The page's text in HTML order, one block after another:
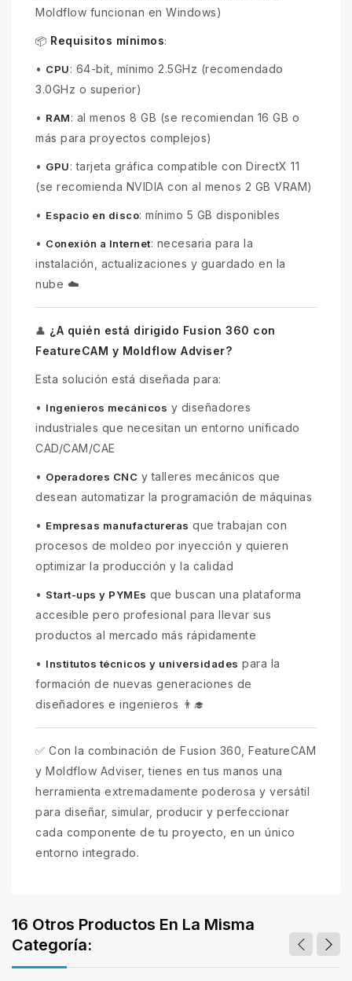
Moldflow funcionan en Windows)
📦 Requisitos mínimos:
• CPU: 64-bit, mínimo 2.5GHz (recomendado
3.0GHz o superior)
• RAM: al menos 8 GB (se recomiendan 16 GB o
más para proyectos complejos)
• GPU: tarjeta gráfica compatible con DirectX 11
(se recomienda NVIDIA con al menos 2 GB VRAM)
• Espacio en disco: mínimo 5 GB disponibles
• Conexión a Internet: necesaria para la
instalación, actualizaciones y guardado en la
nube ☁️
👤 ¿A quién está dirigido Fusion 360 con
FeatureCAM y Moldflow Adviser?
Esta solución está diseñada para:
• Ingenieros mecánicos y diseñadores
industriales que necesitan un entorno unificado
CAD/CAM/CAE
• Operadores CNC y talleres mecánicos que
desean automatizar la programación de máquinas
• Empresas manufactureras que trabajan con
procesos de moldeo por inyección y quieren
optimizar la producción y la calidad
• Start-ups y PYMEs que buscan una plataforma
accesible pero profesional para llevar sus
productos al mercado más rápidamente
• Institutos técnicos y universidades para la
formación de nuevas generaciones de
diseñadores e ingenieros 👨‍🎓
✅ Con la combinación de Fusion 360, FeatureCAM
y Moldflow Adviser, tienes en tus manos una
herramienta extremadamente poderosa y versátil
para diseñar, simular, producir y perfeccionar
cada componente de tu proyecto, en un único
entorno integrado.
16 Otros Productos En La Misma
Categoría: